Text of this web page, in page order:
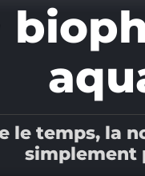
le temps, la
simplement